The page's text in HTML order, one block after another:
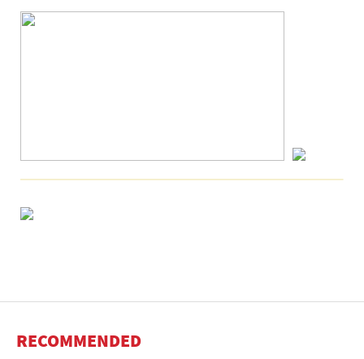
RECOMMENDED